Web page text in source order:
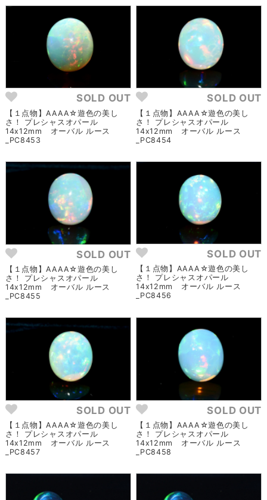
SOLD OUT
【１点物】AAAA☆遊色の美し
さ！ プレシャスオパール
14x12mm オーバル ルース
_PC8453
SOLD OUT
【１点物】AAAA☆遊色の美し
さ！ プレシャスオパール
14x12mm オーバル ルース
_PC8454
SOLD OUT
【１点物】AAAA☆遊色の美し
さ！ プレシャスオパール
14x12mm オーバル ルース
_PC8455
SOLD OUT
【１点物】AAAA☆遊色の美し
さ！ プレシャスオパール
14x12mm オーバル ルース
_PC8456
SOLD OUT
【１点物】AAAA☆遊色の美し
さ！ プレシャスオパール
14x12mm オーバル ルース
_PC8457
SOLD OUT
【１点物】AAAA☆遊色の美し
さ！ プレシャスオパール
14x12mm オーバル ルース
_PC8458